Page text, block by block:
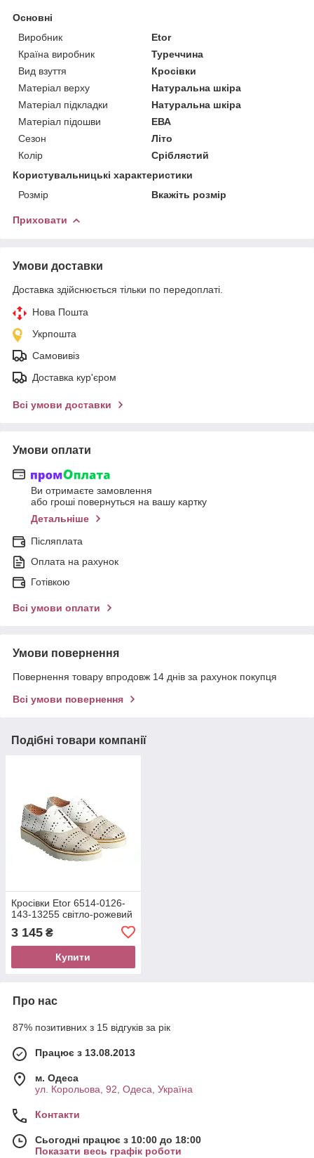
Основні
Виробник
Etor
Країна виробник
Туреччина
Вид взуття
Кросівки
Матеріал верху
Натуральна шкіра
Матеріал підкладки
Натуральна шкіра
Матеріал підошви
ЕВА
Сезон
Літо
Колір
Сріблястий
Користувальницькі характеристики
Розмір
Вкажіть розмір
Приховати
Умови доставки
Доставка здійснюється тільки по передоплаті.
Нова Пошта
Укрпошта
Самовивіз
Доставка кур'єром
Всі умови доставки
Умови оплати
Ви отримаєте замовлення
або гроші повернуться на вашу картку
Детальніше
Післяплата
Оплата на рахунок
Готівкою
Всі умови оплати
Умови повернення
Повернення товару впродовж 14 днів за рахунок покупця
Всі умови повернення
Подібні товари компанії
Кросівки Etor 6514-0126-
143-13255 світло-рожевий
3 145 ₴
Купити
Про нас
87% позитивних з 15 відгуків за рік
Працює з 13.08.2013
м. Одеса
ул. Корольова, 92, Одеса, Україна
Контакти
Сьогодні працює з 10:00 до 18:00
Показати весь графік роботи